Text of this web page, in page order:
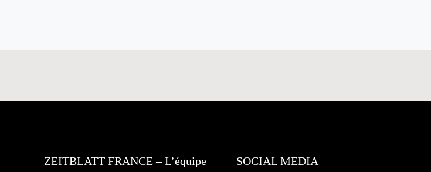
ZEITBLATT FRANCE – L’équipe SOCIAL MEDIA